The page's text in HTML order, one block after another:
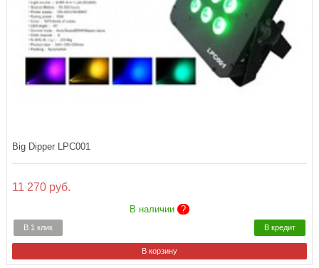
Big Dipper LPC001
11 270 руб.
В наличии ?
В 1 клик В кредит